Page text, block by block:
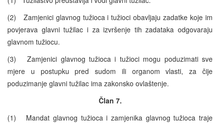
(2) Zamjenici glavnog tužioca i tužioci obavljaju zadatke koje im
povjerava glavni tužilac i za izvršenje tih zadataka odgovaraju
glavnom tužiocu.
(3) Zamjenici glavnog tužioca i tužioci mogu poduzimati sve
mjere u postupku pred sudom ili organom vlasti, za čije
poduzimanje glavni tužilac ima zakonsko ovlaštenje.
Član 7.
(1) Mandat glavnog tužioca i zamjenika glavnog tužioca traje